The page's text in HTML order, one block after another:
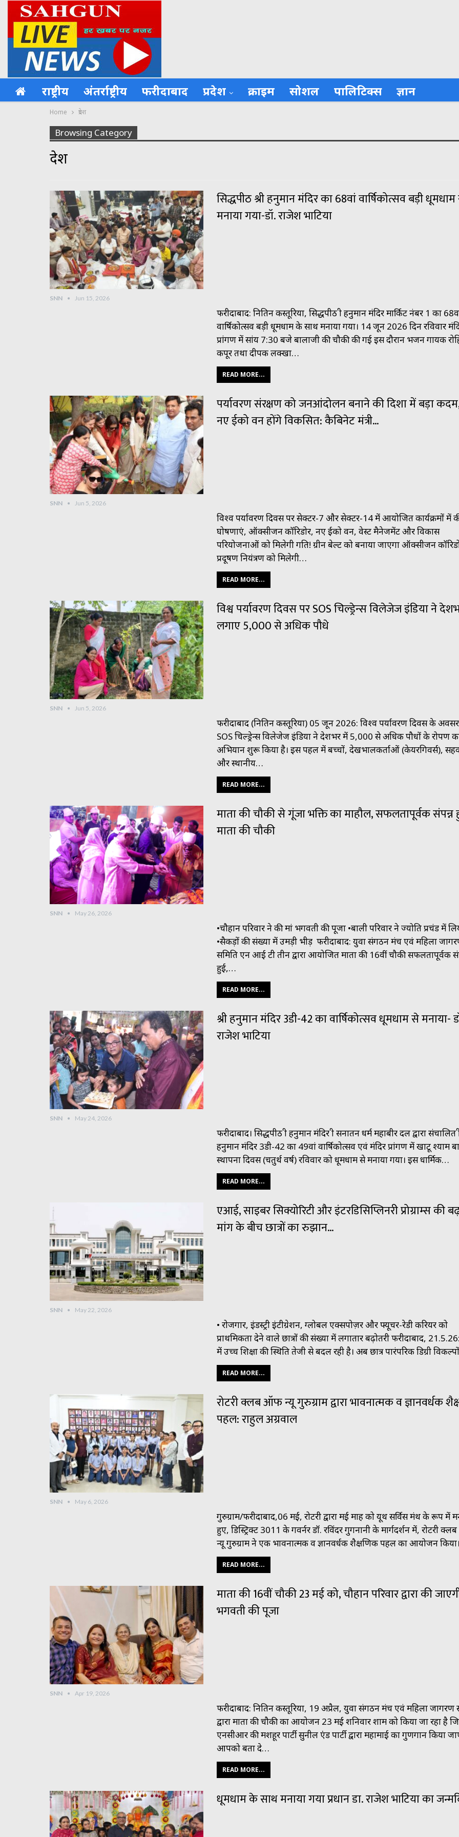
राष्ट्रीय अंतर्राष्ट्रीय फरीदाबाद प्रदेश क्राइम सोशल पालिटिक्स ज्ञान
Home प्रदेश
Browsing Category
प्रदेश
सिद्धपीठ श्री हनुमान मंदिर का 68वां वार्षिकोत्सव बड़ी
मनाया गया-डॉ. राजेश भाटिया
SNN Jun 15, 2026
फरीदाबाद: नितिन कस्तूरिया, सिद्धपीठ श्री हनुमान मंदिर मार्किट नंबर 1 का
वार्षिकोत्सव बड़ी धूमधाम के साथ मनाया गया। 14 जून 2026 दिन रविवार
प्रांगण में सांय 7:30 बजे बालाजी की चौकी की गई इस दौरान भजन गायक
कपूर तथा दीपक लक्खा…
READ MORE...
पर्यावरण संरक्षण को जनआंदोलन बनाने की दिशा में बड़ा
नए ईको वन होंगे विकसित: कैबिनेट मंत्री…
SNN Jun 5, 2026
विश्व पर्यावरण दिवस पर सेक्टर-7 और सेक्टर-14 में आयोजित कार्यक्रमों में
घोषणाएं, ऑक्सीजन कॉरिडोर, नए ईको वन, वेस्ट मैनेजमेंट और विकास
परियोजनाओं को मिलेगी गति! ग्रीन बेल्ट को बनाया जाएगा ऑक्सीजन
प्रदूषण नियंत्रण को मिलेगी…
READ MORE...
विश्व पर्यावरण दिवस पर SOS चिल्ड्रेन्स विलेजेज इंडिया ने
लगाए 5,000 से अधिक पौधे
SNN Jun 5, 2026
फरीदाबाद (नितिन कस्तूरिया) 05 जून 2026: विश्व पर्यावरण दिवस के
SOS चिल्ड्रेन्स विलेजेज इंडिया ने देशभर में 5,000 से अधिक पौधों के रोपण
अभियान शुरू किया है। इस पहल में बच्चों, देखभालकर्ताओं (केयरगिवर्स),
और स्थानीय…
READ MORE...
माता की चौकी से गूंजा भक्ति का माहौल, सफलतापूर्वक संपन्न
माता की चौकी
SNN May 26, 2026
•चौहान परिवार ने की मां भगवती की पूजा •बाली परिवार ने ज्योति प्रचंड में
•सैकड़ों की संख्या में उमड़ी भीड़ फरीदाबाद: युवा संगठन मंच एवं महिला
समिति एन आई टी तीन द्वारा आयोजित माता की 16वीं चौकी सफलतापूर्वक
हुई,…
READ MORE...
श्री हनुमान मंदिर 3डी-42 का वार्षिकोत्सव धूमधाम से मनाया-
राजेश भाटिया
SNN May 24, 2026
फरीदाबाद। सिद्धपीठ श्री हनुमान मंदिर श्री सनातन धर्म महाबीर दल द्वारा संचालित
हनुमान मंदिर 3डी-42 का 49वां वार्षिकोत्सव एवं मंदिर प्रांगण में खाटू श्याम
स्थापना दिवस (चतुर्थ वर्ष) रविवार को धूमधाम से मनाया गया। इस धार्मिक…
READ MORE...
एआई, साइबर सिक्योरिटी और इंटरडिसिप्लिनरी प्रोग्राम्स की
मांग के बीच छात्रों का रुझान…
SNN May 22, 2026
• रोजगार, इंडस्ट्री इंटीग्रेशन, ग्लोबल एक्सपोज़र और फ्यूचर-रेडी करियर को
प्राथमिकता देने वाले छात्रों की संख्या में लगातार बढ़ोतरी फरीदाबाद,
में उच्च शिक्षा की स्थिति तेजी से बदल रही है। अब छात्र पारंपरिक डिग्री
READ MORE...
रोटरी क्लब ऑफ न्यू गुरुग्राम द्वारा भावनात्मक व ज्ञानवर्धक
पहल: राहुल अग्रवाल
SNN May 6, 2026
गुरुग्राम/फरीदाबाद,06 मई, रोटरी द्वारा मई माह को यूथ सर्विस मंथ के रूप में
हुए, डिस्ट्रिक्ट 3011 के गवर्नर डॉ. रविंदर गुगनानी के मार्गदर्शन में, रोटरी
न्यू गुरुग्राम ने एक भावनात्मक व ज्ञानवर्धक शैक्षणिक पहल का आयोजन
READ MORE...
माता की 16वीं चौकी 23 मई को, चौहान परिवार द्वारा की
भगवती की पूजा
SNN Apr 19, 2026
फरीदाबाद: नितिन कस्तूरिया, 19 अप्रैल, युवा संगठन मंच एवं महिला जागरण
द्वारा माता की चौकी का आयोजन 23 मई शनिवार शाम को किया जा रहा है
एनसीआर की मशहूर पार्टी सुनील एंड पार्टी द्वारा महामाई का गुणगान किया
आपको बता दे…
READ MORE...
धूमधाम के साथ मनाया गया प्रधान डा. राजेश भाटिया का